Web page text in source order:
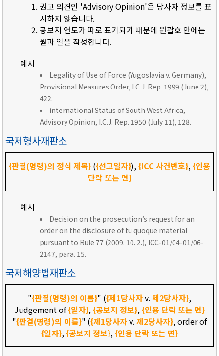
권고 의견인 'Advisory Opinion'은 당사자 정보를 표
시하지 않습니다.
공보지 연도가 따로 표기되기 때문에 원괄호 안에는
월과 일을 작성합니다.
예시
Legality of Use of Force (Yugoslavia v. Germany),
Provisional Measures Order, I.C.J. Rep. 1999 (June 2),
422.
international Status of South West Africa,
Advisory Opinion, I.C.J. Rep. 1950 (July 11), 128.
국제형사재판소
{판결(명령)의 정식 제목} ({선고일자}),{ICC 사건번호},{인용
단락 또는 면}
예시
Decision on the prosecution’s request for an
order on the disclosure of tu quoque material
pursuant to Rule 77 (2009. 10. 2.), ICC-01/04-01/06-
2147, para. 15.
국제해양법재판소
"{판결(명령)의 이름}" ({제1당사자v. 제2당사자},
Judgement of{일자},{공보지 정보},{인용 단락 또는 면}
"{판결(명령)의 이름}" ({제1당사자v. 제2당사자}, order of
{일자},{공보지 정보},{인용 단락 또는 면}